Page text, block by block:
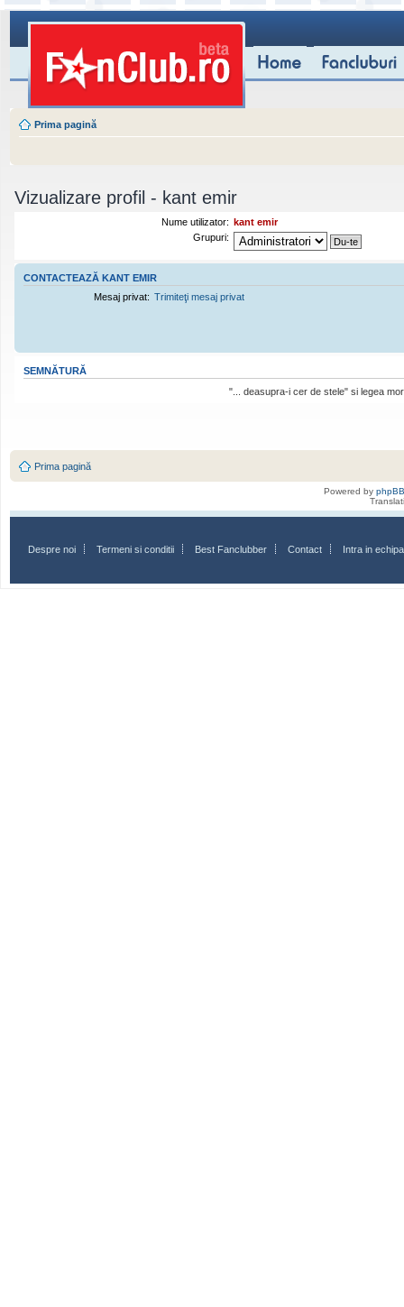
Prima pagină
Vizualizare profil - kant emir
Nume utilizator: kant emir
Grupuri:
CONTACTEAZĂ KANT EMIR
Mesaj privat: Trimiteţi mesaj privat
SEMNĂTURĂ
"... deasupra-i cer de stele" si legea
Prima pagină
Powered by phpBB
Despre noi Termeni si conditii Best Fanclubber Contact Intra in